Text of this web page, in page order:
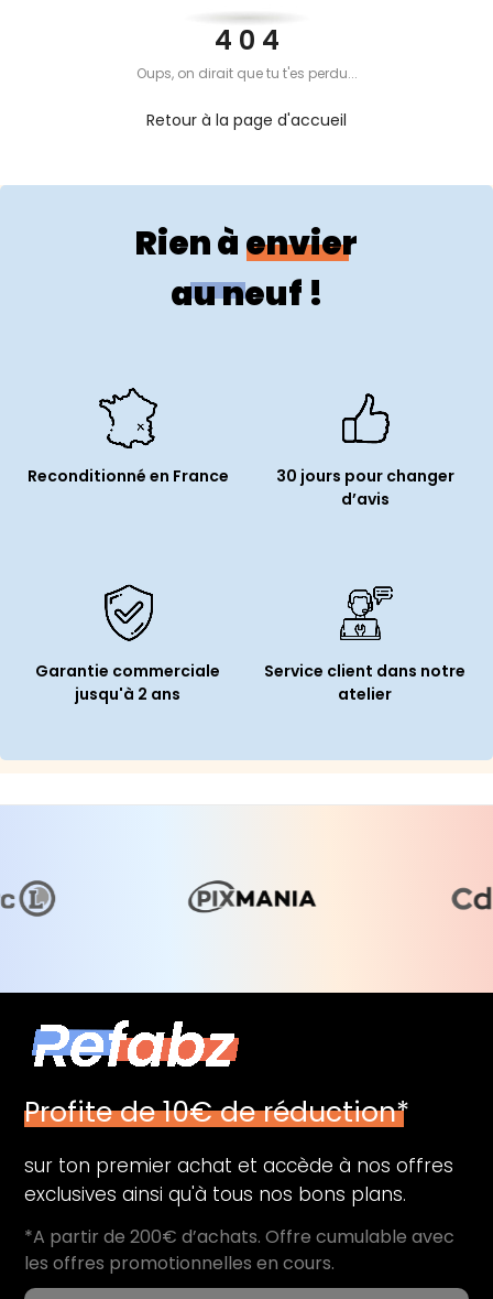
4 0 4
Oups, on dirait que tu t'es perdu...
Retour à la page d'accueil
Rien à envier
au neuf !
Reconditionné en France
30 jours pour changer
d’avis
Garantie commerciale
jusqu'à 2 ans
Service client dans notre
atelier
Profite de 10€ de réduction*
sur ton premier achat et accède à nos offres
exclusives ainsi qu'à tous nos bons plans.
*A partir de 200€ d’achats. Offre cumulable avec
les offres promotionnelles en cours.